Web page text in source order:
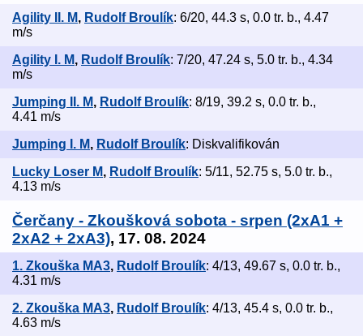
Agility II. M, Rudolf Broulík: 6/20, 44.3 s, 0.0 tr. b., 4.47
m/s
Agility I. M, Rudolf Broulík: 7/20, 47.24 s, 5.0 tr. b., 4.34
m/s
Jumping II. M, Rudolf Broulík: 8/19, 39.2 s, 0.0 tr. b.,
4.41 m/s
Jumping I. M, Rudolf Broulík: Diskvalifikován
Lucky Loser M, Rudolf Broulík: 5/11, 52.75 s, 5.0 tr. b.,
4.13 m/s
Čerčany - Zkoušková sobota - srpen (2xA1 +
2xA2 + 2xA3), 17. 08. 2024
1. Zkouška MA3, Rudolf Broulík: 4/13, 49.67 s, 0.0 tr. b.,
4.31 m/s
2. Zkouška MA3, Rudolf Broulík: 4/13, 45.4 s, 0.0 tr. b.,
4.63 m/s